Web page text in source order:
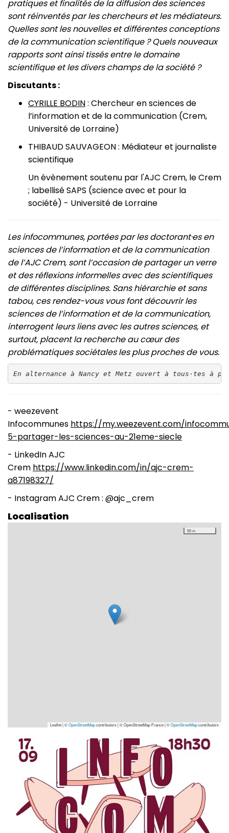
pratiques et finalités de la diffusion des sciences
sont réinventés par les chercheurs et les médiateurs.
Quelles sont les nouvelles et différentes conceptions
de la communication scientifique ? Quels nouveaux
rapports sont ainsi tissés entre le domaine
scientifique et les divers champs de la société ?
Discutants :
CYRILLE BODIN: Chercheur en sciences de
l’information et de la communication (Crem,
Université de Lorraine)
THIBAUD SAUVAGEON : Médiateur et journaliste
scientifique
Un évènement soutenu par l'AJC Crem, le Crem
; labellisé SAPS (science avec et pour la
société) - Université de Lorraine
Les infocommunes, portées par les doctorant·es en
sciences de l’information et de la communication
de l’AJC Crem, sont l’occasion de partager un verre
et des réflexions informelles avec des scientifiques
de différentes disciplines. Sans hiérarchie et sans
tabou, ces rendez-vous vous font découvrir les
sciences de l’information et de la communication,
interrogent leurs liens avec les autres sciences, et
surtout, placent la recherche au cœur des
problématiques sociétales les plus proches de vous.
En alternance à Nancy et Metz ouvert à tous·tes à
- weezevent
Infocommunes https://my.weezevent.com/
5-partager-les-sciences-au-21eme-siecle
- LinkedIn AJC
Crem https://www.linkedin.com/in/ajc-crem-
a87198327/
- Instagram AJC Crem : @ajc_crem
Localisation
50 m
Leaflet | ©OpenStreetMapcontributors|© OpenStreetMap France | ©OpenStreetMapcontributors